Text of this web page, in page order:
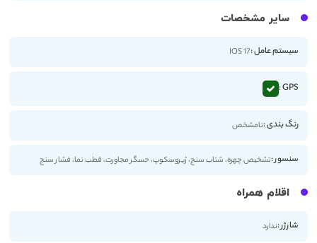
سایر مشخصات
سیستم عامل :IOS 17
GPS :
رنگ بندی :نامشخص
سنسور :تشخیص چهره، شتاب سنج، ژیروسکوپ، حسگر مجاورت، قطب نما، فشار سنج
اقلام همراه
شارژر :ندارد